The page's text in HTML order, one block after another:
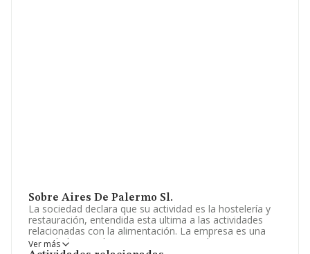
Sobre Aires De Palermo Sl.
La sociedad declara que su actividad es la hostelería y
restauración, entendida esta ultima a las actividades
relacionadas con la alimentación. La empresa es una
Sociedad Limitada. Su CNAE corresponde a 5630 con
Ver más